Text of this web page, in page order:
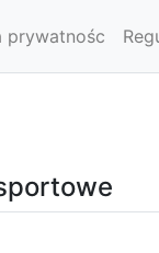
prywatnośc